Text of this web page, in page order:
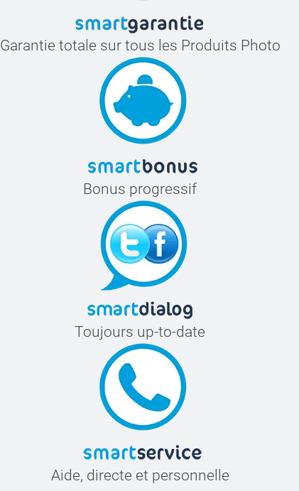
Garantie totale sur tous les Produits Photo
Bonus progressif
Toujours up-to-date
Aide, directe et personnelle